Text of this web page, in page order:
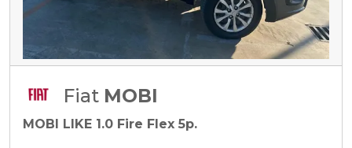
Fiat MOBI
MOBI LIKE 1.0 Fire Flex 5p.